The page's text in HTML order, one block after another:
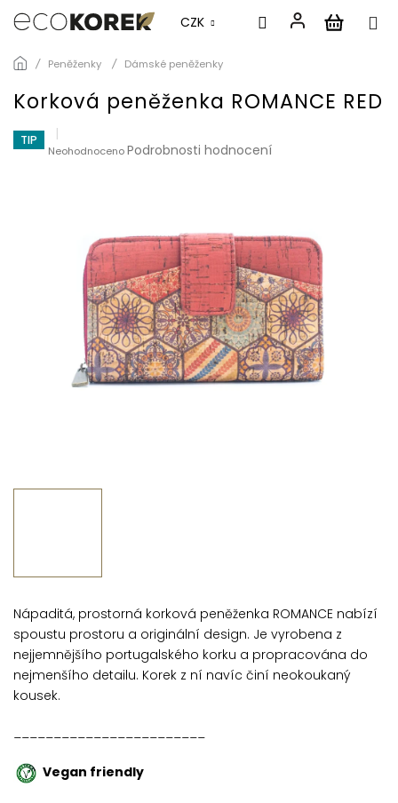
Přejít
obsah
CZK
Peněženky Dámské peněženky
Korková peněženka ROMANCE RED
TIP
Průměrné
hvězdiček.
NeohodnocenoPodrobnosti hodnocení
Nápaditá, prostorná korková peněženka ROMANCE nabízí
spoustu prostoru a originální design. Je vyrobena z
nejjemnějšího portugalského korku a propracována do
nejmenšího detailu. Korek z ní navíc činí neokoukaný
kousek.
Vegan friendly